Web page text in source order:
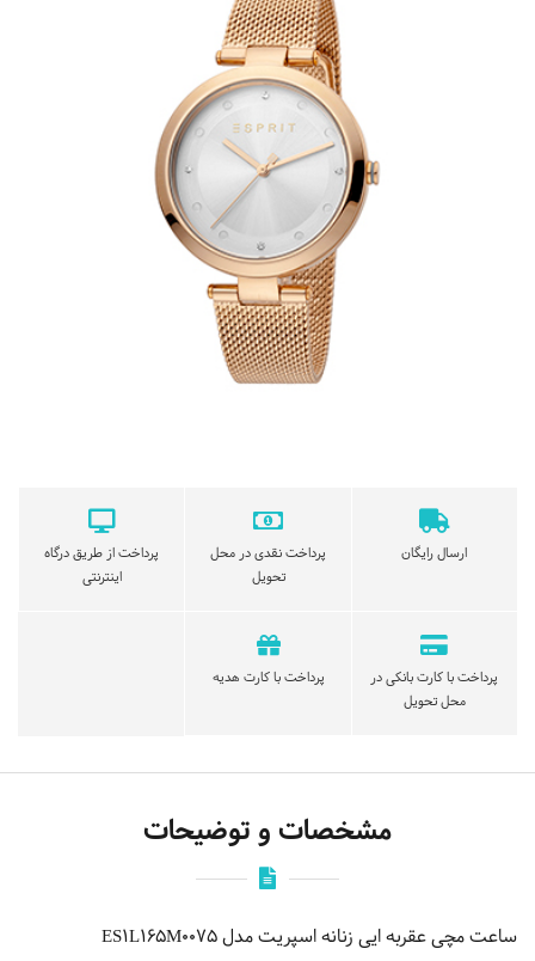
ارسال رایگان
پرداخت نقدی در محل
تحویل
پرداخت از طریق درگاه
اینترنتی
پرداخت با کارت بانکی در
محل تحویل
پرداخت با کارت هدیه
مشخصات و توضیحات
ساعت مچی عقربه ایی زنانه اسپریت مدل ES1L165M0075